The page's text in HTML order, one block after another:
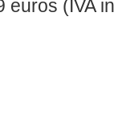
(IVA